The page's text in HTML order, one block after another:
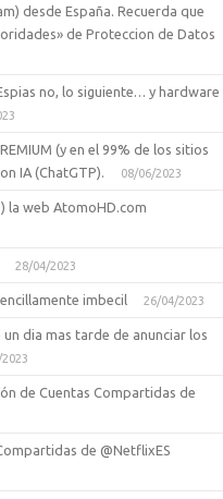
desde España. Recuerda que
de Proteccion de Datos
no, lo siguiente… y hardware
(y en el 99% de los sitios
IA (ChatGTP).
08/06/2023
la web AtomoHD.com
28/04/2023
imbecil 26/04/2023
dia mas tarde de anunciar los
de Cuentas Compartidas de
de @NetflixES